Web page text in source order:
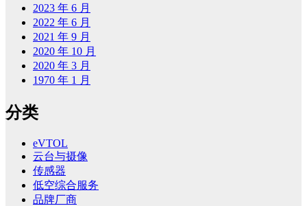
2023 年 6 月
2022 年 6 月
2021 年 9 月
2020 年 10 月
2020 年 3 月
1970 年 1 月
分类
eVTOL
云台与摄像
传感器
低空综合服务
品牌厂商